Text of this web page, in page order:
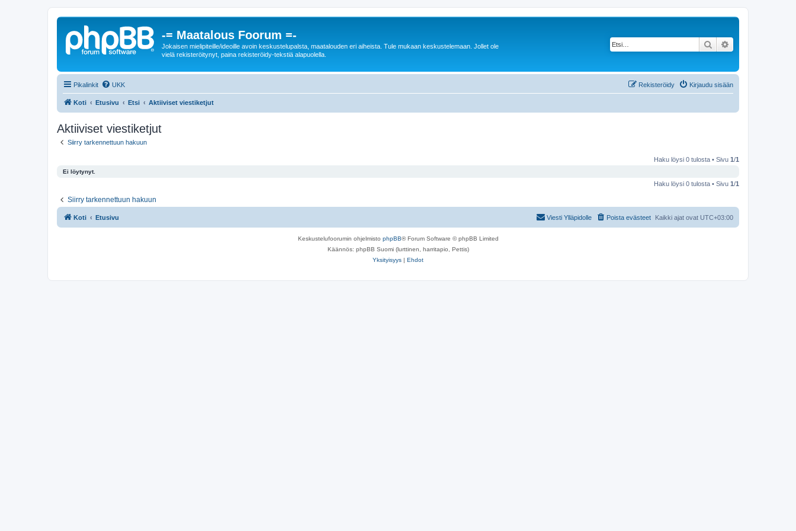
-= Maatalous Foorum =-
Jokaisen mielipiteille/ideoille avoin keskustelupalsta, maatalouden eri aiheista. Tule mukaan keskustelemaan. Jollet ole
vielä rekisteröitynyt, paina rekisteröidy-tekstiä alapuolella.
Etsi
Pikalinkit UKK Kirjaudu sisään
Rekisteröidy
Koti Etusivu Etsi Aktiiviset viestiketjut
Aktiiviset viestiketjut
Siirry tarkennettuun hakuun
Haku löysi 0 tulosta • Sivu 1/1
Ei löytynyt.
Haku löysi 0 tulosta • Sivu 1/1
Siirry tarkennettuun hakuun
Koti Etusivu Kaikki ajat ovat UTC+03:00
Poista evästeet
Viesti Ylläpidolle
Keskustelufoorumin ohjelmisto phpBB® Forum Software © phpBB Limited
Käännös: phpBB Suomi (lurttinen, harritapio, Pettis)
Yksityisyys | Ehdot